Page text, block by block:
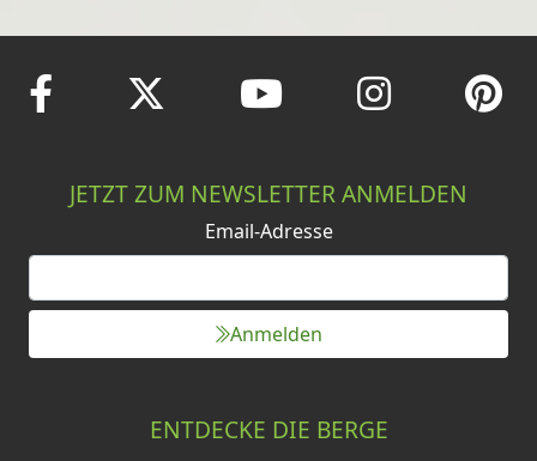
JETZT ZUM NEWSLETTER ANMELDEN
Email-Adresse
Anmelden
ENTDECKE DIE BERGE